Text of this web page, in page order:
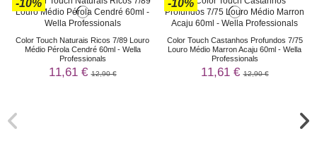
-10%
Color Touch Naturais Ricos 7/89 Louro
Médio Pérola Cendré 60ml - Wella
Professionals
11,61 €12,90 €
-10%
Color Touch Castanhos Profundos 7/75
Louro Médio Marron Acaju 60ml - Wella
Professionals
11,61 €12,90 €